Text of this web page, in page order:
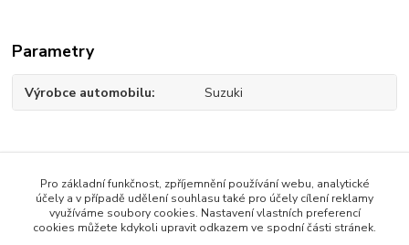
Parametry
Výrobce automobilu Suzuki
Suzuki - ofuky oken
Suzuki Jimny
Pro základní funkčnost, zpříjemnění používání webu, analytické
účely a v případě udělení souhlasu také pro účely cílení reklamy
využíváme soubory cookies. Nastavení vlastních preferencí
cookies můžete kdykoli upravit odkazem ve spodní části stránek.